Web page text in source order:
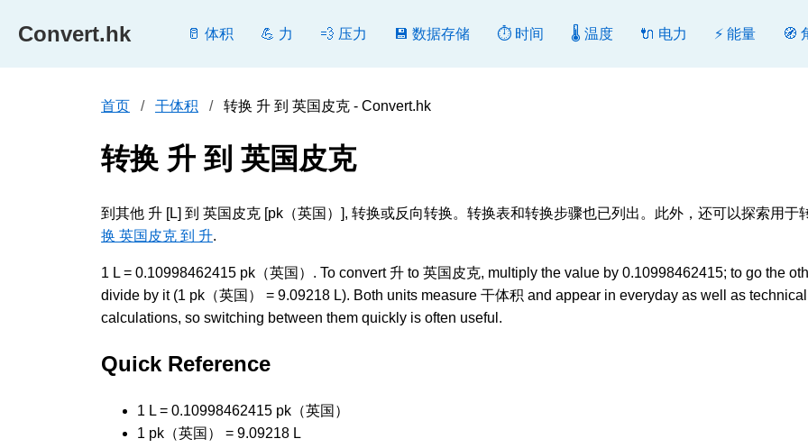
Convert.hk 🥛 体积 💪 力 💨 压力 💾 数据存储 ⏱️ 时间 🌡️ 温度 🔌 电力 ⚡ 能量 🧭
首页 干体积 转换 升 到 英国皮克 - Convert.hk
转换 升 到 英国皮克
到其他 升 [L] 到 英国皮克 [pk（英国）], 转换或反向转换。转换表和转换步骤也已列出。此外，还可以探索用于
换 英国皮克 到 升.
1 L = 0.10998462415 pk（英国）. To convert 升 to 英国皮克, multiply the value by 0.10998462415; to go the
divide by it (1 pk（英国） = 9.09218 L). Both units measure 干体积 and appear in everyday as well as technical
calculations, so switching between them quickly is often useful.
Quick Reference
1 L = 0.10998462415 pk（英国）
1 pk（英国） = 9.09218 L